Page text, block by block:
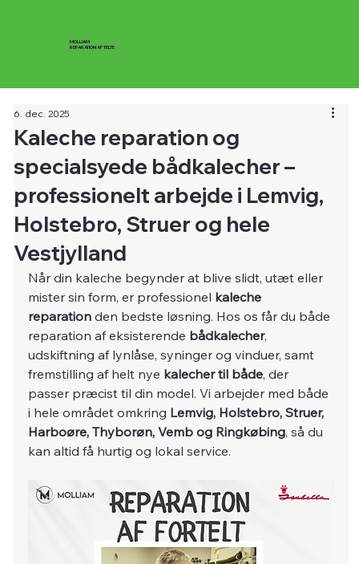
MOLLIAM
REPARATION AF TELTE
Kaleche reparation og
specialsyede bådkalecher –
professionelt arbejde i Lemvig,
Holstebro, Struer og hele
Vestjylland
6. dec. 2025
Når din kaleche begynder at blive slidt, utæt eller
mister sin form, er professionel kaleche
reparation den bedste løsning. Hos os får du både
reparation af eksisterende bådkalecher,
udskiftning af lynlåse, syninger og vinduer, samt
fremstilling af helt nye kalecher til både, der
passer præcist til din model. Vi arbejder med både
i hele området omkring Lemvig, Holstebro, Struer,
Harboøre, Thyborøn, Vemb og Ringkøbing, så du
kan altid få hurtig og lokal service.